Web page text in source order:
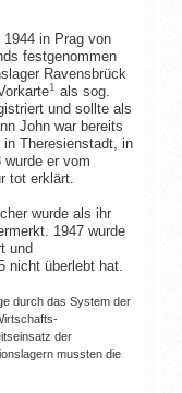
in Prag von
festgenommen
Ravensbrück
1 als sog.
und sollte als
John war bereits
Theresienstadt, in
er vom
tot erklärt.
wurde als ihr
1947 wurde
und
nicht überlebt hat.
durch das System der
der
mussten die